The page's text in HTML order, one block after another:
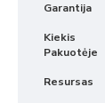
Garantija
Kiekis
Pakuotėje
Resursas